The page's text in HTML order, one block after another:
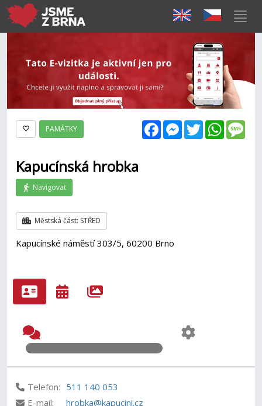
FacebookMessenger
Twitter
PAMÁTKY
Kapucínská hrobka
Navigovat
Městská část: STŘED
Kapucínské náměstí 303/5, 60200 Brno
Telefon: 511 140 053
E-mail:
hrobka@kapucini.cz